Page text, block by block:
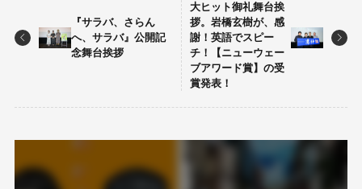
『サラバ、さらん
へ、サラバ』公開記
念舞台挨拶
大ヒット御礼舞台挨
拶。岩橋玄樹が、感
謝！英語でスピー
チ！【ニューウェー
ブアワード賞】の受
賞発表！